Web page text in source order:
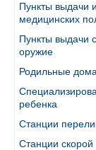
Пункты выдачи
медицинских
Пункты выдачи
оружие
Родильные дома
ребенка
Станции
Станции